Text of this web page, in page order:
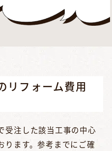
エクステリア
リフォーム
その他
リフォーム費用
受注した該当工事の中心
ります。参考までにご確